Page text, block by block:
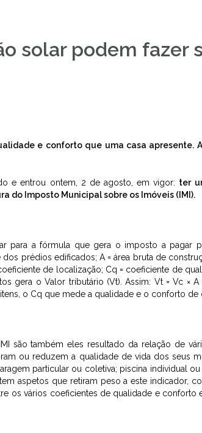
solar podem fazer
e conforto que uma casa apresente.
e entrou ontem, 2 de agosto, em vigor: ter
do Imposto Municipal sobre os Imóveis (IMI).
para a fórmula que gera o imposto a pagar
prédios edificados; A = área bruta de
de localização; Cq = coeficiente de
gera o Valor tributário (Vt). Assim: Vt = Vc × A
o Cq que mede a qualidade e o conforto de
são também eles resultado da relação de
ou reduzem a qualidade de vida dos seus
particular ou coletiva; piscina individual
aspetos que retiram peso a este indicador,
os vários coeficientes de qualidade e conforto